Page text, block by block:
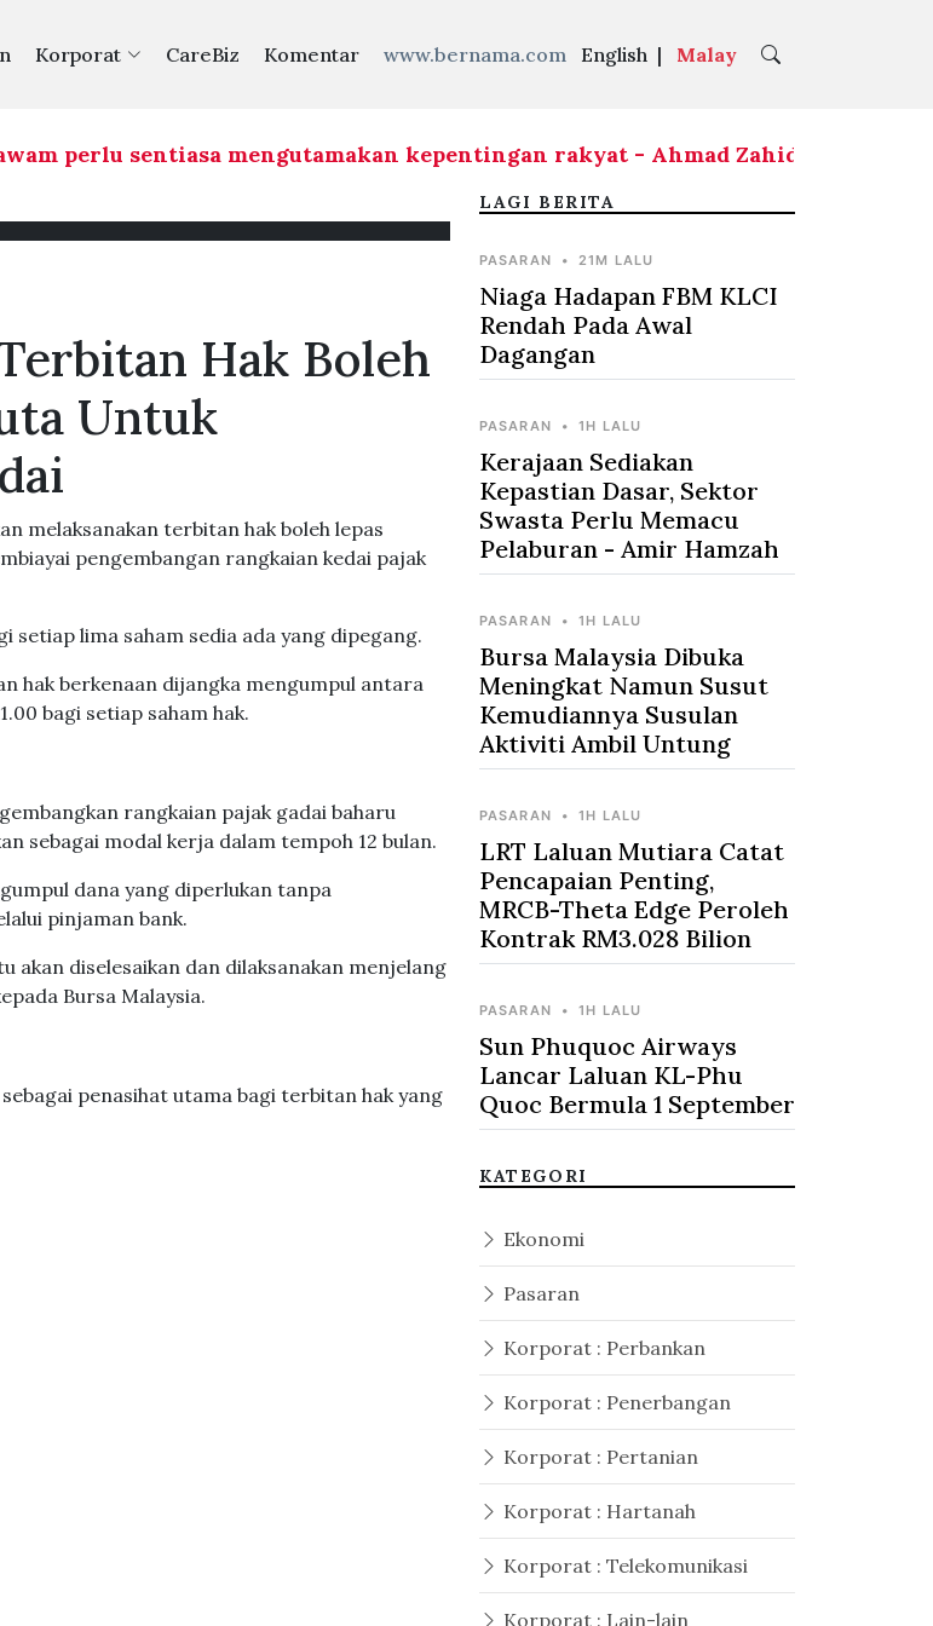
Korporat CareBiz Komentar www.bernama.com English | Malay
perlu sentiasa mengutamakan kepentingan rakyat - Ahmad Zahid|RCI Tabung
Hak Boleh
Untuk
melaksanakan terbitan hak boleh lepas
pengembangan rangkaian kedai pajak
setiap lima saham sedia ada yang dipegang.
hak berkenaan dijangka mengumpul antara
bagi setiap saham hak.
rangkaian pajak gadai baharu
sebagai modal kerja dalam tempoh 12 bulan.
dana yang diperlukan tanpa
pinjaman bank.
akan diselesaikan dan dilaksanakan menjelang
Bursa Malaysia.
penasihat utama bagi terbitan hak yang
LAGI BERITA
PASARAN • 21M LALU
Niaga Hadapan FBM KLCI
Rendah Pada Awal
Dagangan
PASARAN • 1H LALU
Kerajaan Sediakan
Kepastian Dasar, Sektor
Swasta Perlu Memacu
Pelaburan - Amir Hamzah
PASARAN • 1H LALU
Bursa Malaysia Dibuka
Meningkat Namun Susut
Kemudiannya Susulan
Aktiviti Ambil Untung
PASARAN • 1H LALU
LRT Laluan Mutiara Catat
Pencapaian Penting,
MRCB-Theta Edge Peroleh
Kontrak RM3.028 Bilion
PASARAN • 1H LALU
Sun Phuquoc Airways
Lancar Laluan KL-Phu
Quoc Bermula 1 September
KATEGORI
Ekonomi
Pasaran
Korporat : Perbankan
Korporat : Penerbangan
Korporat : Pertanian
Korporat : Hartanah
Korporat : Telekomunikasi
Korporat : Lain-lain